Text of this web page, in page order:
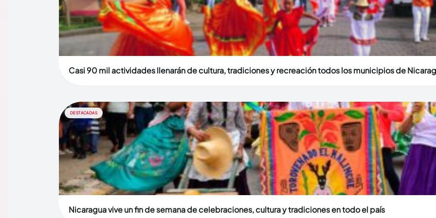
Casi 90 mil actividades llenarán de cultura, tradiciones y recreación todos los municipios de
DESTACADAS
Nicaragua vive un fin de semana de celebraciones, cultura y tradiciones en todo el país